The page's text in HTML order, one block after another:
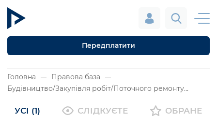
Передплатити
Головна
Правова база
Будівництво/Закупівля робіт/Поточного ремонту...
УСІ (1) СЛІДКУЄТЕ ОБРАНЕ